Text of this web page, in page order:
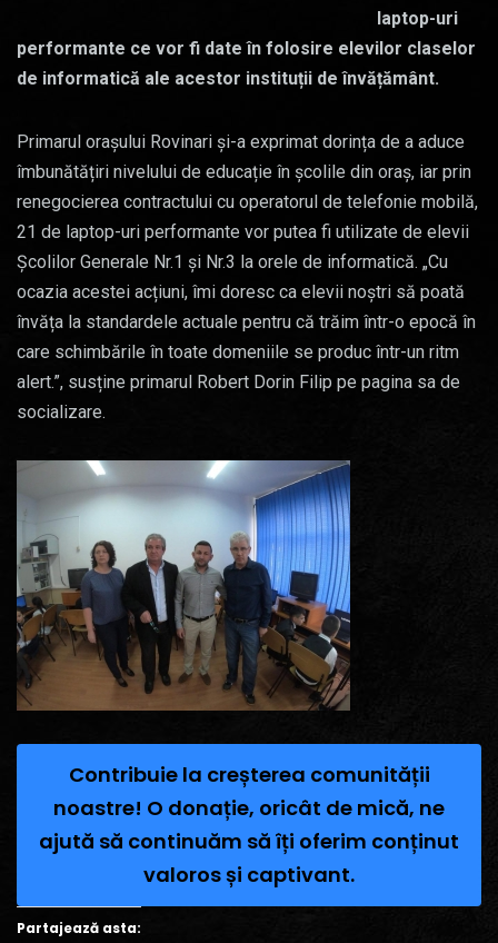
laptop-uri
performante ce vor fi date în folosire elevilor claselor
de informatică ale acestor instituții de învățământ.
Primarul orașului Rovinari și-a exprimat dorința de a aduce
îmbunătățiri nivelului de educație în școlile din oraș, iar prin
renegocierea contractului cu operatorul de telefonie mobilă,
21 de laptop-uri performante vor putea fi utilizate de elevii
Școlilor Generale Nr.1 și Nr.3 la orele de informatică. „Cu
ocazia acestei acțiuni, îmi doresc ca elevii noștri să poată
învăța la standardele actuale pentru că trăim într-o epocă în
care schimbările în toate domeniile se produc într-un ritm
alert.”, susține primarul Robert Dorin Filip pe pagina sa de
socializare.
Contribuie la creșterea comunității
noastre! O donație, oricât de mică, ne
ajută să continuăm să îți oferim conținut
valoros și captivant.
Partajează asta: